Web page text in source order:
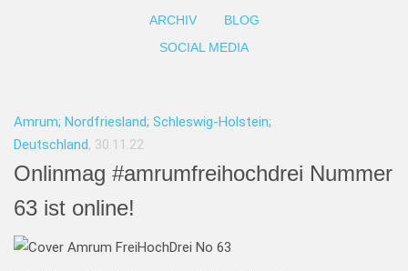
ARCHIV
BLOG
SOCIAL MEDIA
Amrum; Nordfriesland; Schleswig-Holstein;
Deutschland, 30.11.22
Onlinmag #amrumfreihochdrei Nummer
63 ist online!